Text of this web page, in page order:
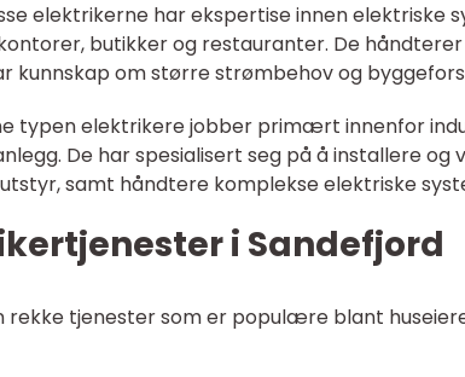
elektrikerne har ekspertise innen elektriske
butikker og restauranter. De
kunnskap om større strømbehov og
typen elektrikere jobber primært innenfor
De har spesialisert seg på å installere og
samt håndtere komplekse elektriske
i Sandefjord
rekke tjenester som er populære blant